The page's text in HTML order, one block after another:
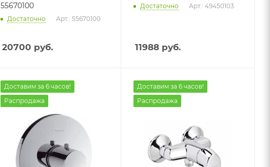
55670100
Достаточно Арт.: 55670100
20700 руб.
Достаточно Арт.: 49450103
11988 руб.
Доставим за 6 часов!
Распродажа
Доставим за 6 часов!
Распродажа